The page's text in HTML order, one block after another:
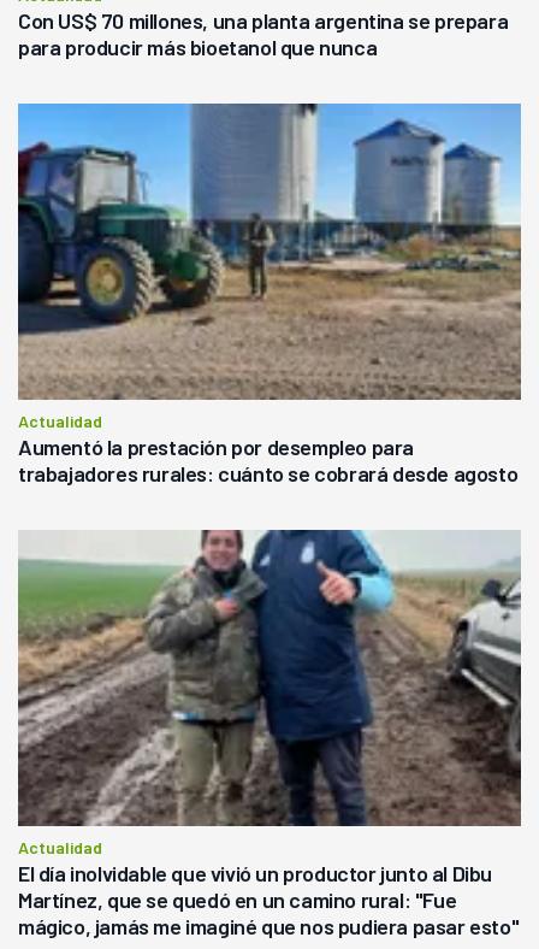
Con US$ 70 millones, una planta argentina se prepara
para producir más bioetanol que nunca
Actualidad
Aumentó la prestación por desempleo para
trabajadores rurales: cuánto se cobrará desde agosto
Actualidad
El día inolvidable que vivió un productor junto al Dibu
Martínez, que se quedó en un camino rural: "Fue
mágico, jamás me imaginé que nos pudiera pasar esto"